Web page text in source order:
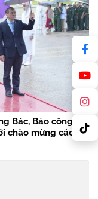
Bác, Báo công
chào mừng các sự